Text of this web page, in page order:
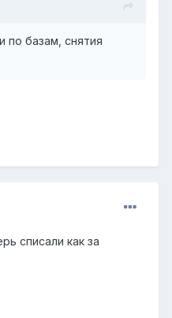
по базам, снятия
списали как за